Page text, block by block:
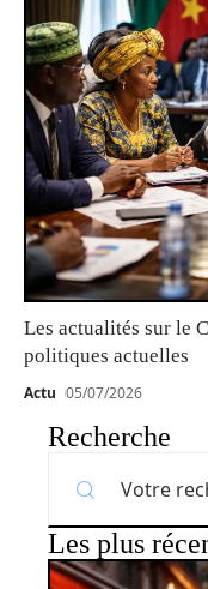
Les actualités sur le
politiques actuelles
Actu 05/07/2026
Recherche
Les plus